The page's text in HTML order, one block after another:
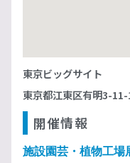
東京ビッグサイト
東京都江東区有明3-11-
開催情報
施設園芸・植物工